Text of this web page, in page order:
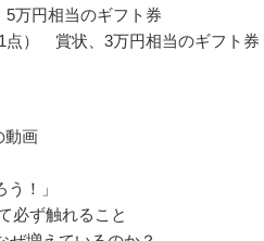
万円相当のギフト券
点） 賞状、3万円相当のギフト券
動画
！」
必ず触れること